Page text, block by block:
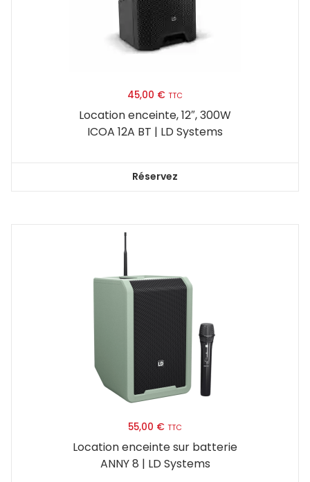
45,00 € TTC
Location enceinte, 12″, 300W
ICOA 12A BT | LD Systems
Réservez
55,00 € TTC
Location enceinte sur batterie
ANNY 8 | LD Systems